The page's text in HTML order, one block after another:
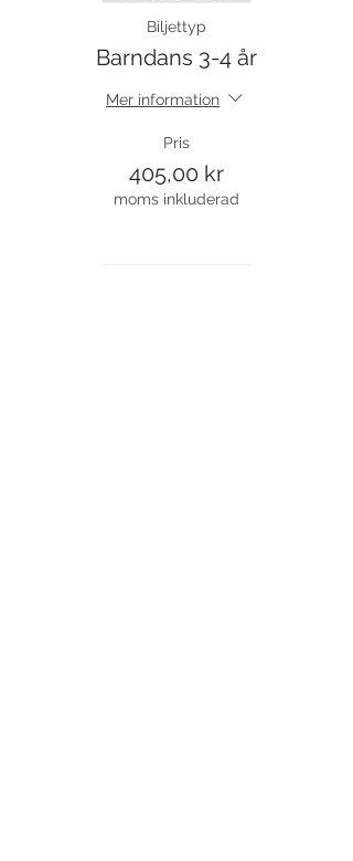
Biljettyp
Barndans 3-4 år
Mer information
Pris
405,00 kr
moms inkluderad